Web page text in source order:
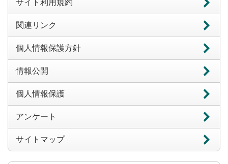
サイト利用規約
関連リンク
個人情報保護方針
情報公開
個人情報保護
アンケート
サイトマップ